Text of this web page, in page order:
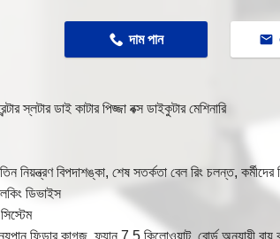
দাম পান
স্লটার ডাই কাটার পিজ্জা বক্স ডাইকুটার মেশিনারি
নিয়ন্ত্রণ বিপদাশঙ্কা, শেষ সতর্কতা বেল রিং চলন্ত, কর্মীদের
ডিভাইস